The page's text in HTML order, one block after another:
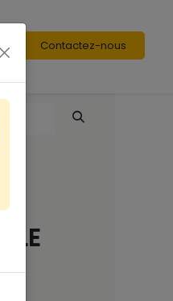
Contactez-nous